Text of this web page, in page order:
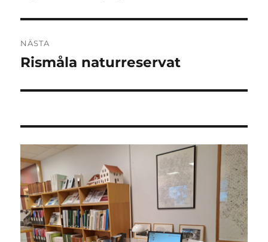
NÄSTA
Nästa
Rismåla naturreservat